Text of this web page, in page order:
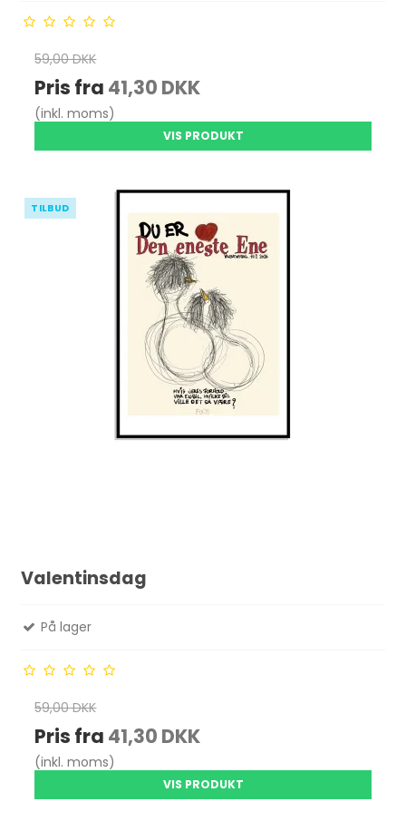
59,00 DKK
Pris fra 41,30 DKK
(inkl. moms)
VIS PRODUKT
TILBUD
Valentinsdag
På lager
59,00 DKK
Pris fra 41,30 DKK
(inkl. moms)
VIS PRODUKT